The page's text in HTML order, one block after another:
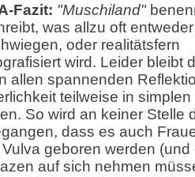
Fazit: "Muschiland"
was allzu oft
oder realitätsfern
wird. Leider bleibt
allen spannenden
teilweise in
So wird an keiner Stelle
dass es auch
geboren werden (und
auf sich nehmen